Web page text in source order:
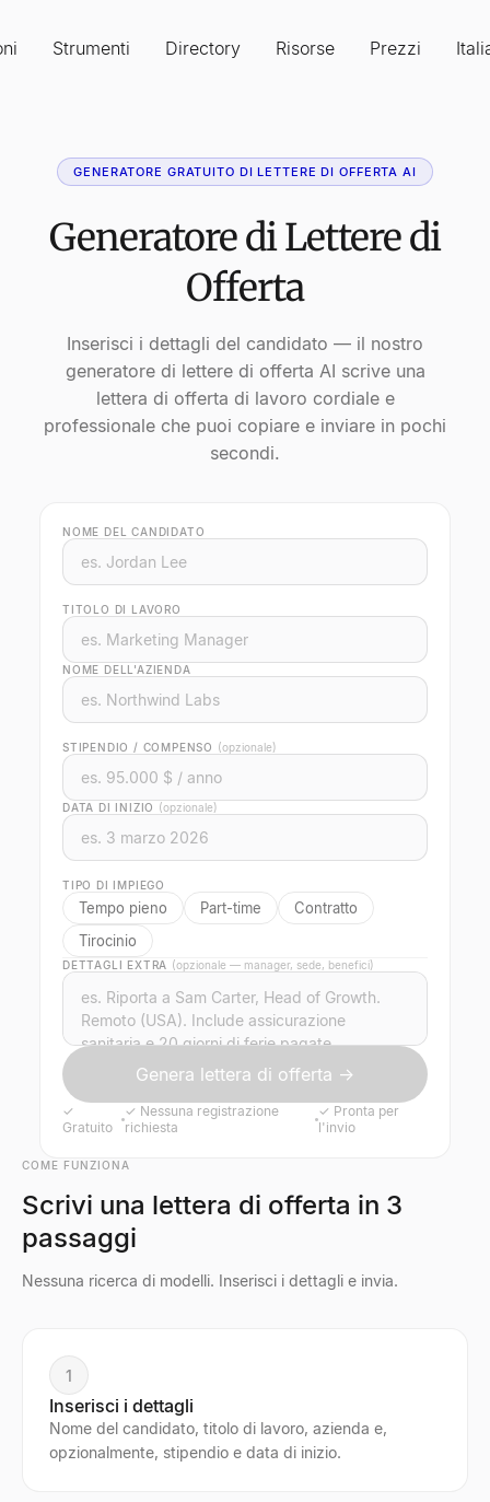
Strumenti Directory Risorse Prezzi
GENERATORE GRATUITO DI LETTERE DI OFFERTA AI
Generatore di Lettere di
Offerta
Inserisci i dettagli del candidato — il nostro
generatore di lettere di offerta AI scrive una
lettera di offerta di lavoro cordiale e
professionale che puoi copiare e inviare in pochi
secondi.
NOME DEL CANDIDATO
TITOLO DI LAVORO
NOME DELL'AZIENDA
STIPENDIO / COMPENSO (opzionale)
DATA DI INIZIO (opzionale)
TIPO DI IMPIEGO
Tempo pieno Part-time
Contratto
Tirocinio
DETTAGLI EXTRA (opzionale — manager, sede, benefici)
Genera lettera di offerta →
✓
Gratuito
✓ Nessuna registrazione
richiesta
✓ Pronta per
l'invio
COME FUNZIONA
Scrivi una lettera di offerta in 3
passaggi
Nessuna ricerca di modelli. Inserisci i dettagli e invia.
1
Inserisci i dettagli
Nome del candidato, titolo di lavoro, azienda e,
opzionalmente, stipendio e data di inizio.